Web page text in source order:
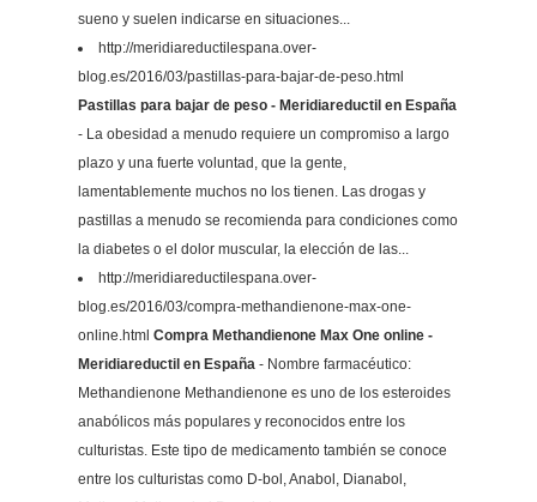
sueno y suelen indicarse en situaciones...
http://meridiareductilespana.over-
blog.es/2016/03/pastillas-para-bajar-de-peso.html
Pastillas para bajar de peso - Meridiareductil en España
- La obesidad a menudo requiere un compromiso a largo
plazo y una fuerte voluntad, que la gente,
lamentablemente muchos no los tienen. Las drogas y
pastillas a menudo se recomienda para condiciones como
la diabetes o el dolor muscular, la elección de las...
http://meridiareductilespana.over-
blog.es/2016/03/compra-methandienone-max-one-
online.html Compra Methandienone Max One online -
Meridiareductil en España - Nombre farmacéutico:
Methandienone Methandienone es uno de los esteroides
anabólicos más populares y reconocidos entre los
culturistas. Este tipo de medicamento también se conoce
entre los culturistas como D-bol, Anabol, Dianabol,